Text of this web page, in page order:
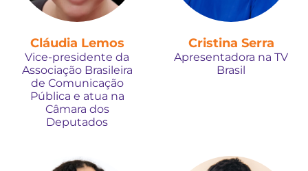
Cláudia Lemos
Vice-presidente da
Associação Brasileira
de Comunicação
Pública e atua na
Câmara dos
Deputados
Cristina Serra
Apresentadora na TV
Brasil